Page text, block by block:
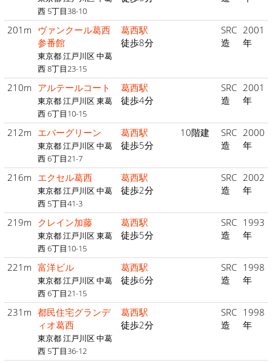
西 5丁目38-10
201m ヴァンクール葛西
参番館
東京都 江戸川区 中葛
西 8丁目23-15
葛西駅
徒歩8分
SRC
造
2001
年
210m アルテールコート
東京都 江戸川区 東葛
西 6丁目10-15
葛西駅
徒歩4分
SRC
造
2001
年
212m エバーグリーン
東京都 江戸川区 中葛
西 6丁目21-7
葛西駅
徒歩5分
10階建
SRC
造
2000
年
216m エクセル葛西
東京都 江戸川区 中葛
西 5丁目41-3
葛西駅
徒歩2分
SRC
造
2002
年
219m クレイン加藤
東京都 江戸川区 東葛
西 6丁目10-15
葛西駅
徒歩5分
SRC
造
1993
年
221m 富洋ビル
東京都 江戸川区 中葛
西 6丁目21-15
葛西駅
徒歩6分
SRC
造
1998
年
231m 都民住宅グランデ
ィオ葛西
東京都 江戸川区 中葛
西 5丁目36-12
葛西駅
徒歩2分
SRC
造
1998
年